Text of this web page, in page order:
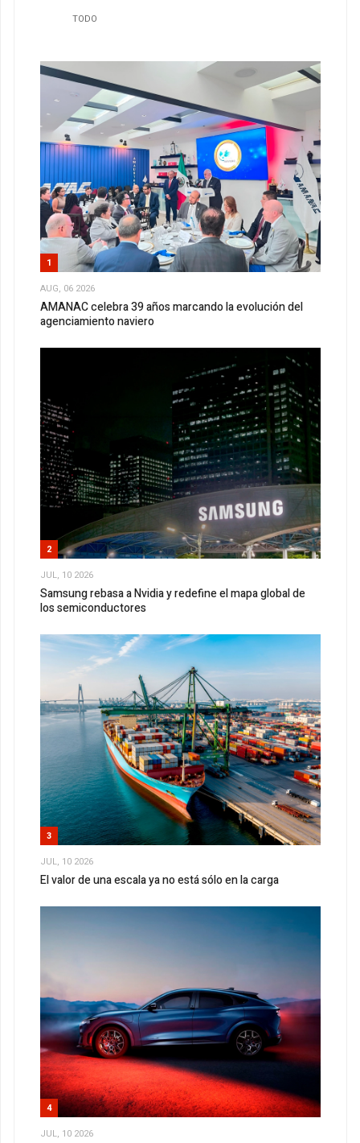
TODO
1
AUG, 06 2026
AMANAC celebra 39 años marcando la evolución del
agenciamiento naviero
2
JUL, 10 2026
Samsung rebasa a Nvidia y redefine el mapa global de
los semiconductores
3
JUL, 10 2026
El valor de una escala ya no está sólo en la carga
4
JUL, 10 2026